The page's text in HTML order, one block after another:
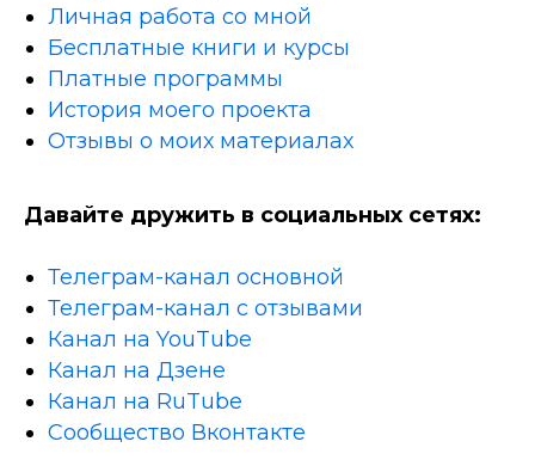
Личная работа со мной
Бесплатные книги и курсы
Платные программы
История моего проекта
Отзывы о моих материалах
Давайте дружить в социальных сетях:
Телеграм-канал основной
Телеграм-канал с отзывами
Канал на YouTube
Канал на Дзене
Канал на RuTube
Сообщество Вконтакте